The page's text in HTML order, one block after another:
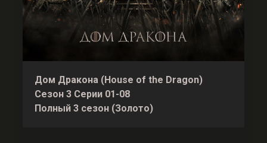
Дом Дракона (House of the Dragon)
Сезон 3 Серии 01-08
Полный 3 сезон (Золото)